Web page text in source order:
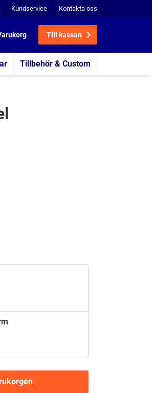
Kundservice Kontakta oss
Till kassan
Tillbehör & Custom